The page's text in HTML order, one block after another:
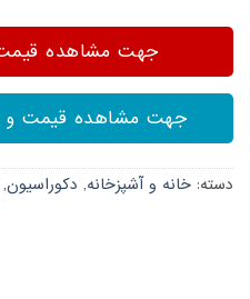
جهت مشاهده
جهت مشاهده قیمت و
دسته: خانه و آشپزخانه, دکوراسیون,